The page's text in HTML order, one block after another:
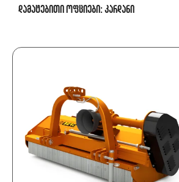
დამატებითი ოფციები: კარდანი